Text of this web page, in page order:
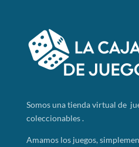
Somosuna tienda virtual de
coleccionables .
Amamos los juegos,